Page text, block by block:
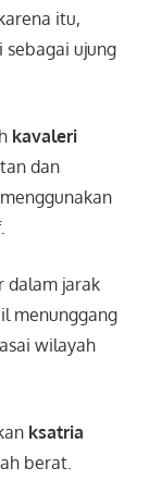
itu,
sebagai ujung
kavaleri
dan
dalam jarak
menunggang
wilayah
ksatria
berat.